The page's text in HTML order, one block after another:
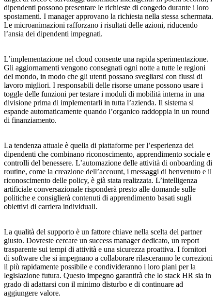
dipendenti possono presentare le richieste di congedo durante i loro
spostamenti. I manager approvano la richiesta nella stessa schermata.
Le microanimazioni rafforzano i risultati delle azioni, riducendo
l’ansia dei dipendenti impegnati.
L’implementazione nel cloud consente una rapida sperimentazione.
Gli aggiornamenti vengono consegnati ogni notte a tutte le regioni
del mondo, in modo che gli utenti possano svegliarsi con flussi di
lavoro migliori. I responsabili delle risorse umane possono usare i
toggle delle funzioni per testare i moduli di mobilità interna in una
divisione prima di implementarli in tutta l’azienda. Il sistema si
espande automaticamente quando l’organico raddoppia in un round
di finanziamento.
La tendenza attuale è quella di piattaforme per l’esperienza dei
dipendenti che combinano riconoscimento, apprendimento sociale e
controlli del benessere. L’automazione delle attività di onboarding di
routine, come la creazione dell’account, i messaggi di benvenuto e il
riconoscimento delle policy, è già stata realizzata. L’intelligenza
artificiale conversazionale risponderà presto alle domande sulle
politiche e consiglierà contenuti di apprendimento basati sugli
obiettivi di carriera individuali.
La qualità del supporto è un fattore chiave nella scelta del partner
giusto. Dovreste cercare un success manager dedicato, un report
trasparente sui tempi di attività e una sicurezza proattiva. I fornitori
di software che si impegnano a collaborare rilasceranno le correzioni
il più rapidamente possibile e condivideranno i loro piani per la
legislazione futura. Questo impegno garantirà che lo stack HR sia in
grado di adattarsi con il minimo disturbo e di continuare ad
aggiungere valore.